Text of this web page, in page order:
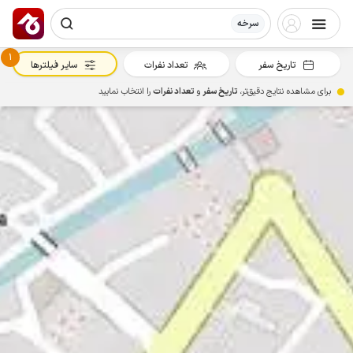
سرخه
تاریخ سفر تعداد نفرات
1
سایر فیلترها
برای مشاهده نتایج دقیق‌تر، تاریخ سفرو تعداد نفراترا انتخاب نمایید